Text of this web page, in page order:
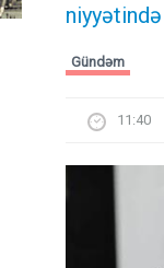
Gündəm
11:40